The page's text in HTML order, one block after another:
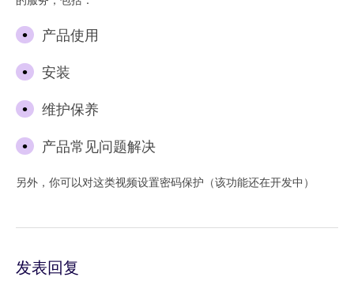
产品使用
安装
维护保养
产品常见问题解决
另外，你可以对这类视频设置密码保护（该功能还在开发中）
发表回复